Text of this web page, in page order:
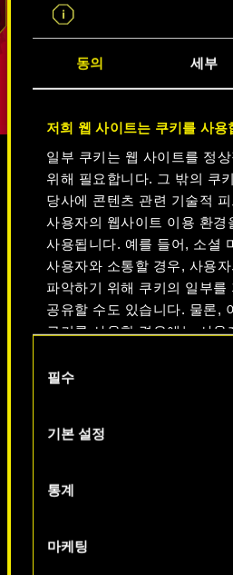
동의 세부
저희 웹 사이트는 쿠키를 사용
일부 쿠키는 웹 사이트를 정
위해 필요합니다. 그 밖의 쿠
당사에 콘텐츠 관련 기술적
사용자의 웹사이트 이용 환경
사용됩니다. 예를 들어, 소셜
사용자와 소통할 경우, 사용
파악하기 위해 쿠키의 일부를
공유할 수도 있습니다. 물론,
쿠키를 사용할 경우에는 사용
쿠키 사용에 관한 세부 사항
아래의 "Settings" 메뉴에서
필수
기본 설정
통계
마케팅
미디
사이버펑크
비디오 스크린샷